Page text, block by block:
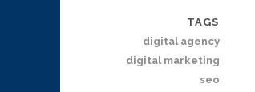
TAGS
digital agency
digital marketing
seo